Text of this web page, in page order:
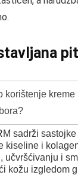
korištenje kreme
sadrži
kiseline i
učvršćivanju i
kožu izgledom